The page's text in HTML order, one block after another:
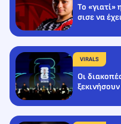
To
σισε να
VIRALS
Οι